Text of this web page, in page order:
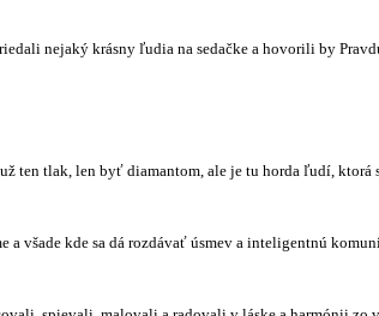
nejaký krásny ľudia na sedačke a hovorili by
ten tlak, len byť diamantom, ale je tu horda ľudí, ktorá
všade kde sa dá rozdávať úsmev a inteligentnú